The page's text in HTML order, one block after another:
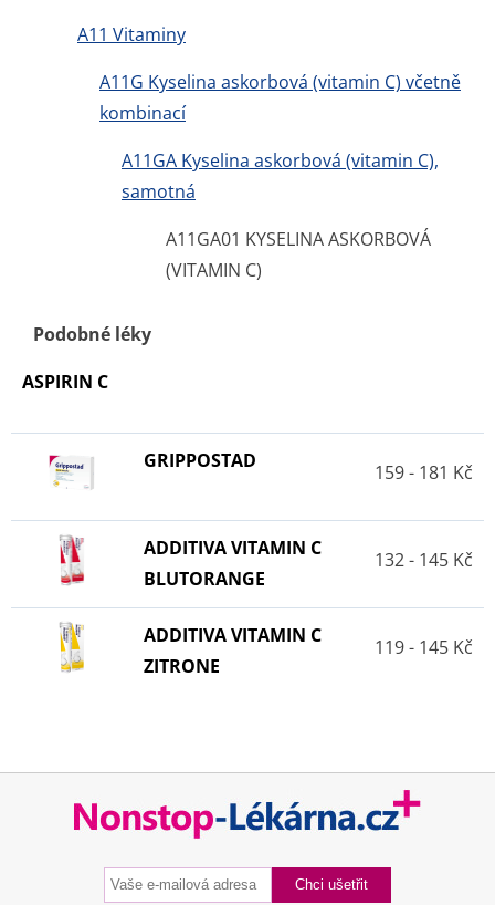
A11 Vitaminy
A11G Kyselina askorbová (vitamin C) včetně
kombinací
A11GA Kyselina askorbová (vitamin C),
samotná
A11GA01 KYSELINA ASKORBOVÁ
(VITAMIN C)
Podobné léky
ASPIRIN C
GRIPPOSTAD 159 - 181 Kč
ADDITIVA VITAMIN C
BLUTORANGE
132 - 145 Kč
ADDITIVA VITAMIN C
ZITRONE
119 - 145 Kč